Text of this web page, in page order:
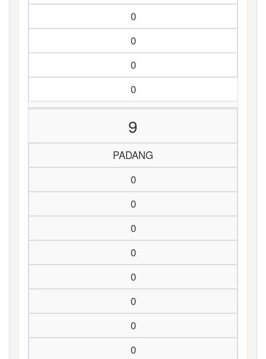
0
0
0
0
9
PADANG
0
0
0
0
0
0
0
0